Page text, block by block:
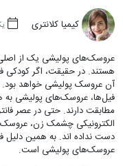
کیمیا کلانتری
عروسک‌های پولیشی یک از
هستند. در حقیقت، اگر کودکی
آن عروسک پولیشی خواهد بود.
فیل‌ها، عروسک‌های پولیشی به
الکترونیکی چشمک زن،
دست نداده اند. به همین
عروسک‌های پولیشی است.